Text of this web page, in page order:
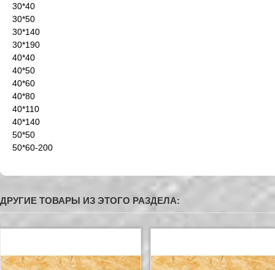
30*40
30*50
30*140
30*190
40*40
40*50
40*60
40*80
40*110
40*140
50*50
50*60-200
ДРУГИЕ ТОВАРЫ ИЗ ЭТОГО РАЗДЕЛА: